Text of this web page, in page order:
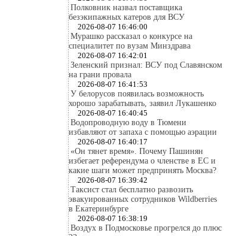
Полковник назвал поставщика
безэкипажных катеров для ВСУ
2026-08-07 16:46:00
Мурашко рассказал о конкурсе на
специалитет по вузам Минздрава
2026-08-07 16:42:01
Зеленский признал: ВСУ под Славянском
на грани провала
2026-08-07 16:41:53
У белорусов появилась возможность
хорошо зарабатывать, заявил Лукашенко
2026-08-07 16:40:45
Водопроводную воду в Тюмени
избавляют от запаха с помощью аэрации
2026-08-07 16:40:17
«Он тянет время». Почему Пашинян
избегает референдума о членстве в ЕС и
какие шаги может предпринять Москва?
2026-08-07 16:39:42
Таксист стал бесплатно развозить
эвакуированных сотрудников Wildberries
в Екатеринбурге
2026-08-07 16:38:19
Воздух в Подмосковье прогрелся до плюс